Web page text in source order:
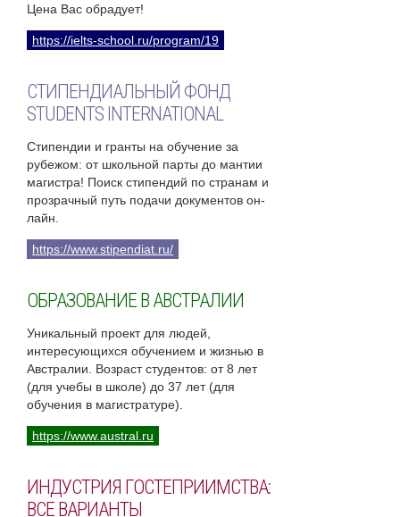
Цена Вас обрадует!
https://ielts-school.ru/program/19
СТИПЕНДИАЛЬНЫЙ ФОНД
STUDENTS INTERNATIONAL
Стипендии и гранты на обучение за
рубежом: от школьной парты до мантии
магистра! Поиск стипендий по странам и
прозрачный путь подачи документов он-
лайн.
https://www.stipendiat.ru/
ОБРАЗОВАНИЕ В АВСТРАЛИИ
Уникальный проект для людей,
интересующихся обучением и жизнью в
Австралии. Возраст студентов: от 8 лет
(для учебы в школе) до 37 лет (для
обучения в магистратуре).
https://www.austral.ru
ИНДУСТРИЯ ГОСТЕПРИИМСТВА:
ВСЕ ВАРИАНТЫ